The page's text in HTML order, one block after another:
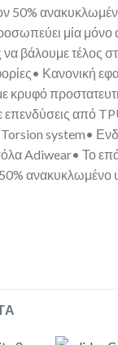
50%
μία μόνο
βάλουμε τέλος
Κανονική
κρυφό
από
system•
Adiwear• Το
50%